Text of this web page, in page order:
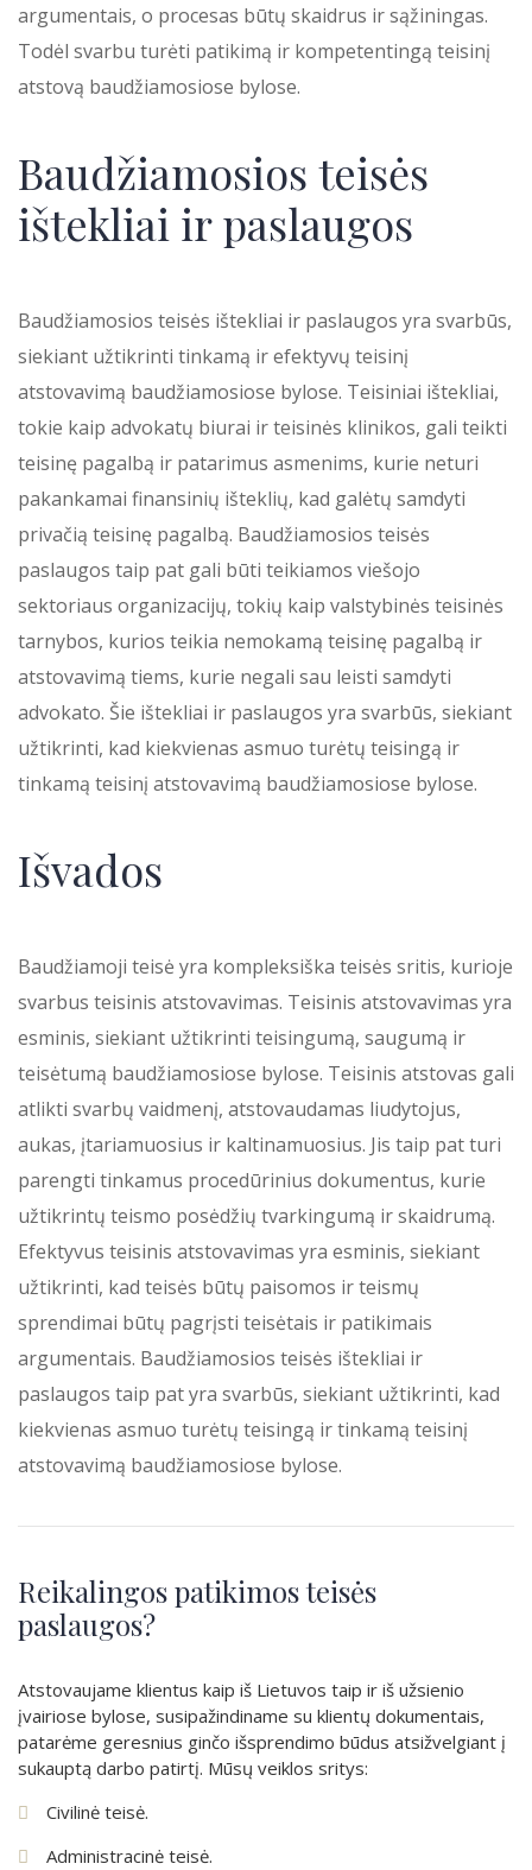
argumentais, o procesas būtų skaidrus ir sąžiningas.
Todėl svarbu turėti patikimą ir kompetentingą teisinį
atstovą baudžiamosiose bylose.
Baudžiamosios teisės
ištekliai ir paslaugos
Baudžiamosios teisės ištekliai ir paslaugos yra svarbūs,
siekiant užtikrinti tinkamą ir efektyvų teisinį
atstovavimą baudžiamosiose bylose. Teisiniai ištekliai,
tokie kaip advokatų biurai ir teisinės klinikos, gali teikti
teisinę pagalbą ir patarimus asmenims, kurie neturi
pakankamai finansinių išteklių, kad galėtų samdyti
privačią teisinę pagalbą. Baudžiamosios teisės
paslaugos taip pat gali būti teikiamos viešojo
sektoriaus organizacijų, tokių kaip valstybinės teisinės
tarnybos, kurios teikia nemokamą teisinę pagalbą ir
atstovavimą tiems, kurie negali sau leisti samdyti
advokato. Šie ištekliai ir paslaugos yra svarbūs, siekiant
užtikrinti, kad kiekvienas asmuo turėtų teisingą ir
tinkamą teisinį atstovavimą baudžiamosiose bylose.
Išvados
Baudžiamoji teisė yra kompleksiška teisės sritis, kurioje
svarbus teisinis atstovavimas. Teisinis atstovavimas yra
esminis, siekiant užtikrinti teisingumą, saugumą ir
teisėtumą baudžiamosiose bylose. Teisinis atstovas gali
atlikti svarbų vaidmenį, atstovaudamas liudytojus,
aukas, įtariamuosius ir kaltinamuosius. Jis taip pat turi
parengti tinkamus procedūrinius dokumentus, kurie
užtikrintų teismo posėdžių tvarkingumą ir skaidrumą.
Efektyvus teisinis atstovavimas yra esminis, siekiant
užtikrinti, kad teisės būtų paisomos ir teismų
sprendimai būtų pagrįsti teisėtais ir patikimais
argumentais. Baudžiamosios teisės ištekliai ir
paslaugos taip pat yra svarbūs, siekiant užtikrinti, kad
kiekvienas asmuo turėtų teisingą ir tinkamą teisinį
atstovavimą baudžiamosiose bylose.
Reikalingos patikimos teisės
paslaugos?
Atstovaujame klientus kaip iš Lietuvos taip ir iš užsienio
įvairiose bylose, susipažindiname su klientų dokumentais,
patarėme geresnius ginčo išsprendimo būdus atsižvelgiant į
sukauptą darbo patirtį. Mūsų veiklos sritys:
Civilinė teisė.
Administracinė teisė.